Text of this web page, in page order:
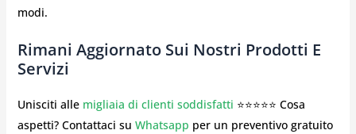
modi.
Rimani Aggiornato Sui Nostri Prodotti E
Servizi
Unisciti alle migliaia di clienti soddisfatti ⭐⭐⭐⭐⭐ Cosa
aspetti? Contattaci su Whatsapp per un preventivo gratuito